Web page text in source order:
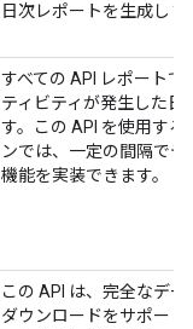
日次レポートを生成しま
すべての API レポートで
ティビティが発生した日
す。この API を使用する
ンでは、一定の間隔で
機能を実装できます。
この API は、完全なデ
ダウンロードをサポート